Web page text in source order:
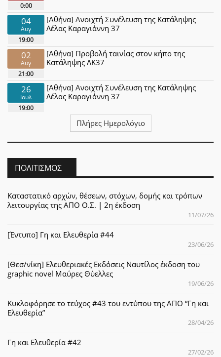
0:00
04
Αυγ
19:00
[Αθήνα] Ανοιχτή Συνέλευση της Κατάληψης
Λέλας Καραγιάννη 37
02
Αυγ
21:00
[Αθήνα] Προβολή ταινίας στον κήπο της
Κατάληψης ΛΚ37
26
Ιουλ
19:00
[Αθήνα] Ανοιχτή Συνέλευση της Κατάληψης
Λέλας Καραγιάννη 37
Πλήρες Ημερολόγιο
ΠΟΛΙΤΙΣΜΌΣ
Καταστατικό αρχών, θέσεων, στόχων, δομής και τρόπων
λειτουργίας της ΑΠΟ Ο.Σ. | 2η έκδοση
11/07/26
[Έντυπο] Γη και Ελευθερία #44
23/06/26
[Θεσ/νίκη] Ελευθεριακές Εκδόσεις Ναυτίλος έκδοση του
graphic novel Μαύρες Θύελλες
19/06/26
Κυκλοφόρησε το τεύχος #43 του εντύπου της ΑΠΟ “Γη και
Ελευθερία”
28/04/26
Γη και Ελευθερία #42
27/02/26